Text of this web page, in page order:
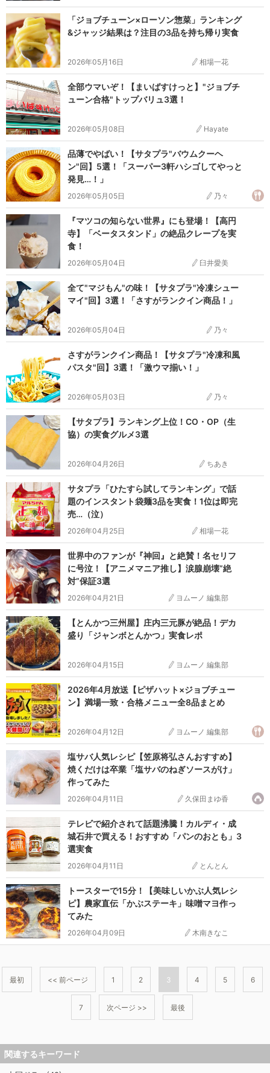
「ジョブチューン×ローソン惣菜」ランキング
&ジャッジ結果は？注目の3品を持ち帰り実食
2026年05月16日 相場一花
全部ウマいぞ！【まいばすけっと】"ジョブチ
ューン合格"トップバリュ3選！
2026年05月08日 Hayate
品薄でやばい！【サタプラ"バウムクーヘ
ン"回】5選！「スーパー3軒ハシゴしてやっと
発見…！」
2026年05月05日 乃々
『マツコの知らない世界』にも登場！【高円
寺】「ベータスタンド」の絶品クレープを実
食！
2026年05月04日 臼井愛美
全て"マジもん"の味！【サタプラ"冷凍シュー
マイ"回】3選！「さすがランクイン商品！」
2026年05月04日 乃々
さすがランクイン商品！【サタプラ"冷凍和風
パスタ"回】3選！「激ウマ揃い！」
2026年05月03日 乃々
【サタプラ】ランキング上位！CO・OP（生
協）の実食グルメ3選
2026年04月26日 ちあき
サタプラ「ひたすら試してランキング」で話
題のインスタント袋麺3品を実食！1位は即完
売…（泣）
2026年04月25日 相場一花
世界中のファンが『神回』と絶賛！名セリフ
に号泣！【アニメマニア推し】涙腺崩壊”絶
対”保証3選
2026年04月21日 ヨムーノ 編集部
【とんかつ三州屋】庄内三元豚が絶品！デカ
盛り「ジャンボとんかつ」実食レポ
2026年04月15日 ヨムーノ 編集部
2026年4月放送【ピザハット×ジョブチュー
ン】満場一致・合格メニュー全8品まとめ
2026年04月12日 ヨムーノ 編集部
塩サバ人気レシピ【笠原将弘さんおすすめ】
焼くだけは卒業「塩サバのねぎソースがけ」
作ってみた
2026年04月11日 久保田まゆ香
テレビで紹介されて話題沸騰！カルディ・成
城石井で買える！おすすめ「パンのおとも」3
選実食
2026年04月11日 とんとん
トースターで15分！【美味しいかぶ人気レシ
ピ】農家直伝「かぶステーキ」味噌マヨ作っ
てみた
2026年04月09日 木南きなこ
最初 << 前ページ 1 2 3 4 5 6
7 次ページ >> 最後
関連するキーワード